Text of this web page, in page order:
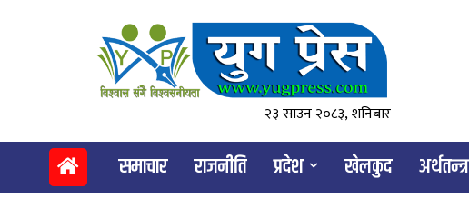
२३ साउन २०८३, शनिबार
समाचार राजनीति प्रदेश खेलकुद अर्थतन्त्र